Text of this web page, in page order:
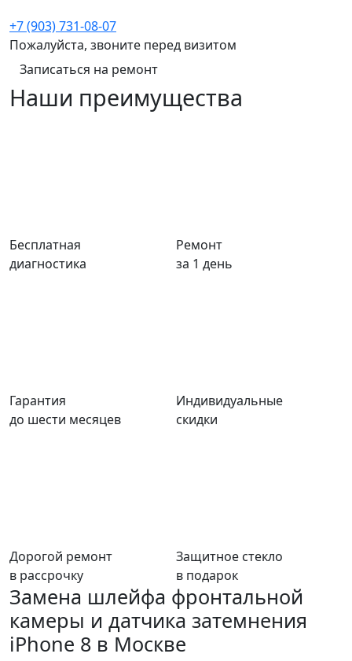
+7 (903) 731-08-07
Пожалуйста, звоните перед визитом
Записаться на ремонт
Наши преимущества
Бесплатная
диагностика
Ремонт
за 1 день
Гарантия
до шести месяцев
Индивидуальные
скидки
Дорогой ремонт
в рассрочку
Защитное стекло
в подарок
Замена шлейфа фронтальной
камеры и датчика затемнения
iPhone 8 в Москве